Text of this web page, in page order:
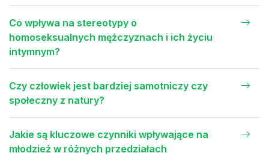
Co wpływa na stereotypy o
homoseksualnych mężczyznach i ich życiu
intymnym?
Czy człowiek jest bardziej samotniczy czy
społeczny z natury?
Jakie są kluczowe czynniki wpływające na
młodzież w różnych przedziałach